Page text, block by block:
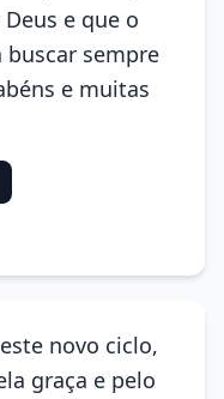
e que o
sempre
e muitas
novo ciclo,
graça e pelo